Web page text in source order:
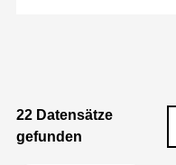
22 Datensätze
gefunden